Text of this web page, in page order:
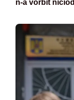
n-a vorbit